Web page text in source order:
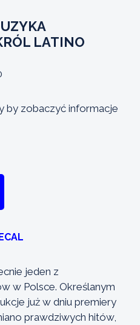
LATINO
by zobaczyć informacje
jeden z
w Polsce. Określanym
już w dniu premiery
prawdziwych hitów,